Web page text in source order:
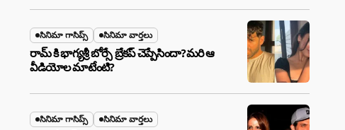
సినిమా గాసిప్స్ సినిమా వార్తలు
రామ్ కి భాగ్యశ్రీ బోర్సే బ్రేకప్ చెప్పేసిందా?మరి ఆ
వీడియోల మాటేంటి?
సినిమా గాసిప్స్ సినిమా వార్తలు